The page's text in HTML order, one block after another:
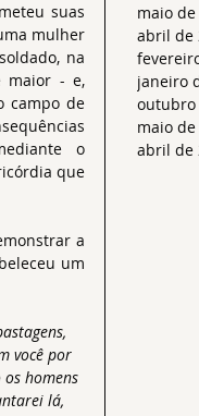
suas
mulher
na
maior - e,
campo de
o
que
a
um
você por
homens
lá,
maio de
abril de
janeiro
outubro
maio de
abril de